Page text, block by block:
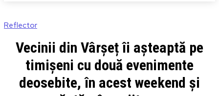
Reflector
Vecinii din Vârșeț îi așteaptă pe
timișeni cu două evenimente
deosebite, în acest weekend și